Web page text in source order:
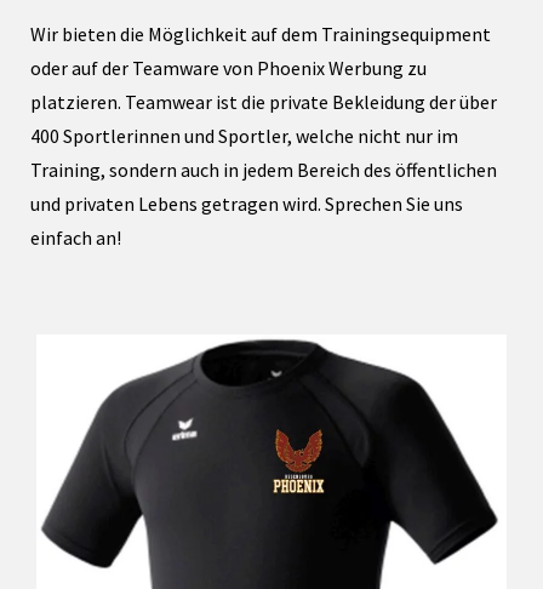
Wir bieten die Möglichkeit auf dem Trainingsequipment
oder auf der Teamware von Phoenix Werbung zu
platzieren. Teamwear ist die private Bekleidung der über
400 Sportlerinnen und Sportler, welche nicht nur im
Training, sondern auch in jedem Bereich des öffentlichen
und privaten Lebens getragen wird. Sprechen Sie uns
einfach an!